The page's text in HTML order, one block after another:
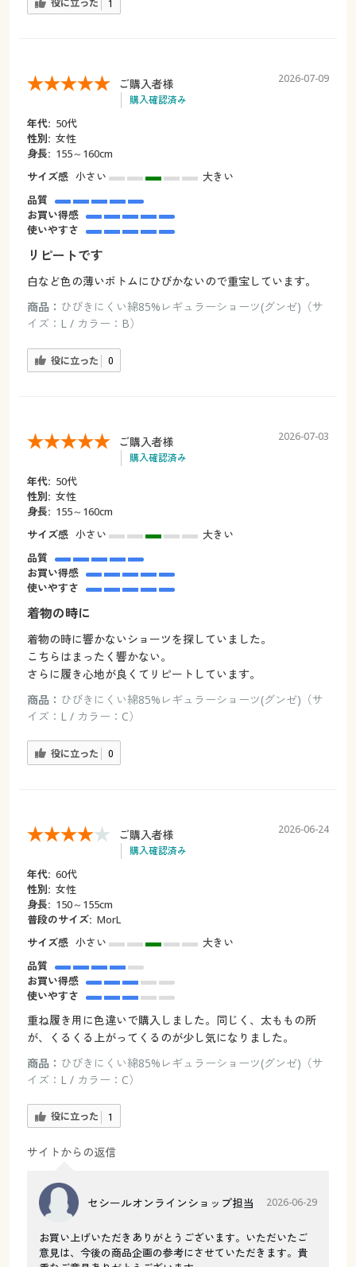
役に立った 1
ご購入者様
購入確認済み
2026-07-09
年代: 50代
性別: 女性
身長: 155～160cm
サイズ感 小さい
大きい
品質
お買い得感
使いやすさ
リピートです
白など色の薄いボトムにひびかないので重宝しています。
商品： ひびきにくい綿85%レギュラーショーツ(グンゼ)（サ
イズ：L / カラー：B）
役に立った 0
ご購入者様
購入確認済み
2026-07-03
年代: 50代
性別: 女性
身長: 155～160cm
サイズ感 小さい
大きい
品質
お買い得感
使いやすさ
着物の時に
着物の時に響かないショーツを探していました。
こちらはまったく響かない。
さらに履き心地が良くてリピートしています。
商品： ひびきにくい綿85%レギュラーショーツ(グンゼ)（サ
イズ：L / カラー：C）
役に立った 0
ご購入者様
購入確認済み
2026-06-24
年代: 60代
性別: 女性
身長: 150～155cm
普段のサイズ: MorL
サイズ感 小さい
大きい
品質
お買い得感
使いやすさ
重ね履き用に色違いで購入しました。同じく、太ももの所
が、くるくる上がってくるのが少し気になりました。
商品： ひびきにくい綿85%レギュラーショーツ(グンゼ)（サ
イズ：L / カラー：C）
役に立った 1
サイトからの返信
セシールオンラインショップ担当 2026-06-29
お買い上げいただきありがとうございます。いただいたご
意見は、今後の商品企画の参考にさせていただきます。貴